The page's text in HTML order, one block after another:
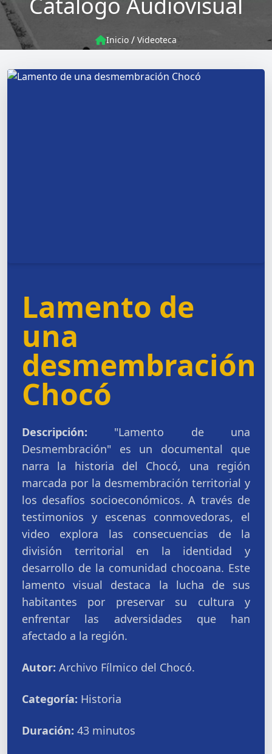
Catalogo Audiovisual
Inicio / Videoteca
Lamento de
una
desmembración
Chocó
Descripción: "Lamento de una
Desmembración" es un documental que
narra la historia del Chocó, una región
marcada por la desmembración territorial y
los desafíos socioeconómicos. A través de
testimonios y escenas conmovedoras, el
video explora las consecuencias de la
división territorial en la identidad y
desarrollo de la comunidad chocoana. Este
lamento visual destaca la lucha de sus
habitantes por preservar su cultura y
enfrentar las adversidades que han
afectado a la región.
Autor: Archivo Fílmico del Chocó.
Categoría: Historia
Duración: 43 minutos